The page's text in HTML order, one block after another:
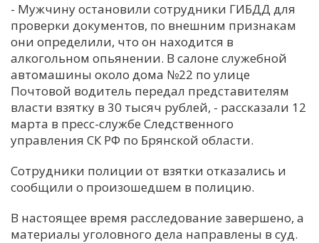
К
М
Н
У
Х
Ч
Я
- Мужчину остановили сотрудники ГИБДД для
проверки документов, по внешним признакам
они определили, что он находится в
алкогольном опьянении. В салоне служебной
автомашины около дома №22 по улице
Почтовой водитель передал представителям
власти взятку в 30 тысяч рублей, - рассказали 12
марта в пресс-службе Следственного
управления СК РФ по Брянской области.
Сотрудники полиции от взятки отказались и
сообщили о произошедшем в полицию.
В настоящее время расследование завершено, а
материалы уголовного дела направлены в суд.